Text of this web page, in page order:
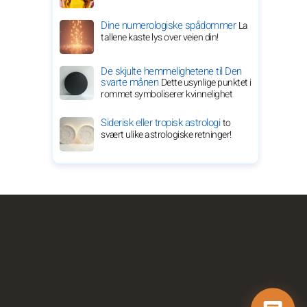
Dine numerologiske spådommerLa
tallene kaste lys over veien din!
De skjulte hemmelighetene til Den
svarte månenDette usynlige punktet i
rommet symboliserer kvinnelighet
Siderisk eller tropisk astrologito
svært ulike astrologiske retninger!